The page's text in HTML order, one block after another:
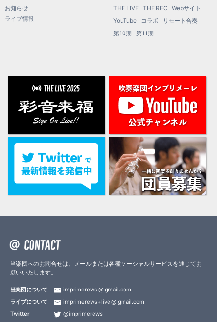
お知らせ
ライブ情報
THE LIVE THE REC
Webサイト
YouTube
コラボ
リモート合奏
第10期
第11期
当楽団へのお問合せは、メールまたは各種ソーシャルサービスを通じてお
願いいたします。
当楽団について imprimerews
gmail.com
ライブについて
imprimerews+live
gmail.com
Twitter
@imprimerews